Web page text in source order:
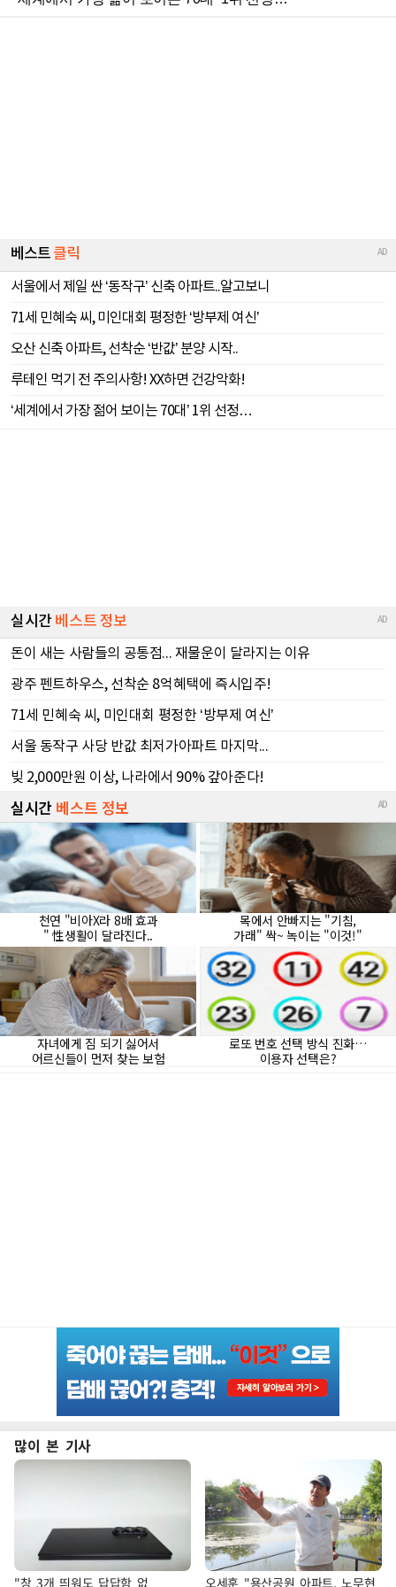
많이 본 기사
"창 3개 띄워도 답답함 없 오세훈 "용산공원 아파트, 노무현